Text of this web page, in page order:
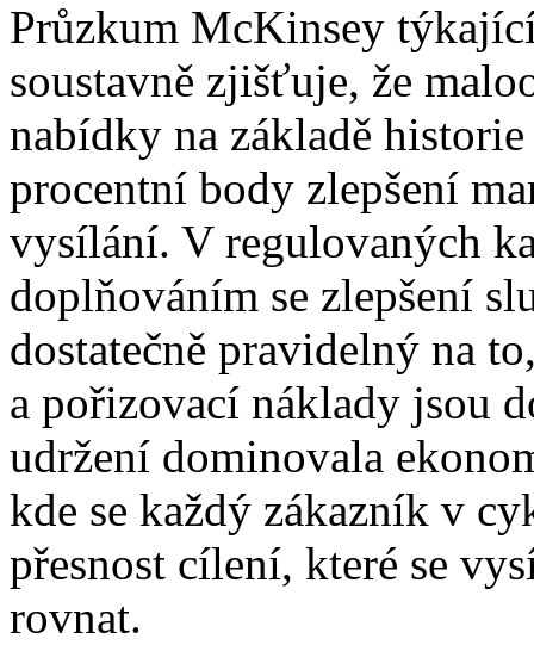
Průzkum McKinsey
soustavně zjišťuje, že
nabídky na základě
procentní body zlepšení
vysílání. V regulovaných
doplňováním se zlepšení
dostatečně pravidelný na
a pořizovací náklady jsou
udržení dominovala
kde se každý zákazník v
přesnost cílení, které se
rovnat.